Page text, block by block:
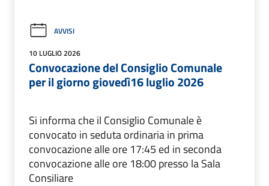
AVVISI
10 LUGLIO 2026
Convocazione del Consiglio Comunale
per il giorno giovedì16 luglio 2026
Si informa che il Consiglio Comunale è
convocato in seduta ordinaria in prima
convocazione alle ore 17:45 ed in seconda
convocazione alle ore 18:00 presso la Sala
Consiliare